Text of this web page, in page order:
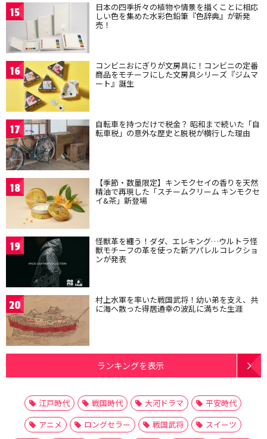
15 日本の四季折々の植物や情景を描くことに相応
しい色を集めた水彩色鉛筆『色辞典』が新発
売！
16 コンビニおにぎりが文房具に！コンビニの定番
商品をモチーフにした文房具シリーズ『ジムマ
ート』誕生
17 自転車を持つだけで税金？ 昭和まで続いた「自
転車税」の意外な歴史と脱税が横行した理由
18 【季節・数量限定】キンモクセイの香りを天然
精油で再現した「スチームクリーム キンモクセ
イ&茶」新登場
19 怪獣革を纏う！ダダ、エレキング…ウルトラ怪
獣モチーフの革を使った新アパレルコレクショ
ンが発表
20 村上水軍を率いた戦国武将！幼い弟を支え、共
に海へ散った得居通幸の波乱に満ちた生涯
ランキングを表示
江戸時代 戦国時代 大河ドラマ
平安時代
アニメ
ロングセラー 戦国武将
スイーツ